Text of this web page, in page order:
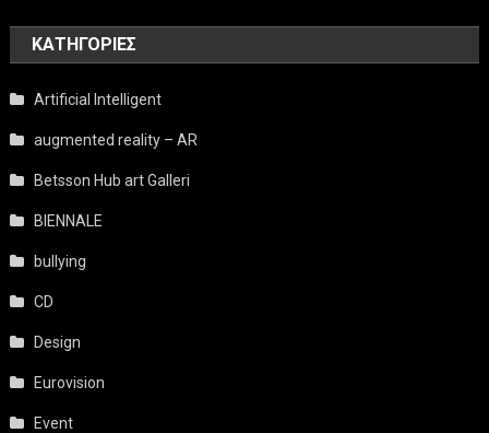
KΑΤΗΓΟΡΊΕΣ
Artificial Intelligent
augmented reality – AR
Betsson Hub art Galleri
BIENNALE
bullying
CD
Design
Eurovision
Event